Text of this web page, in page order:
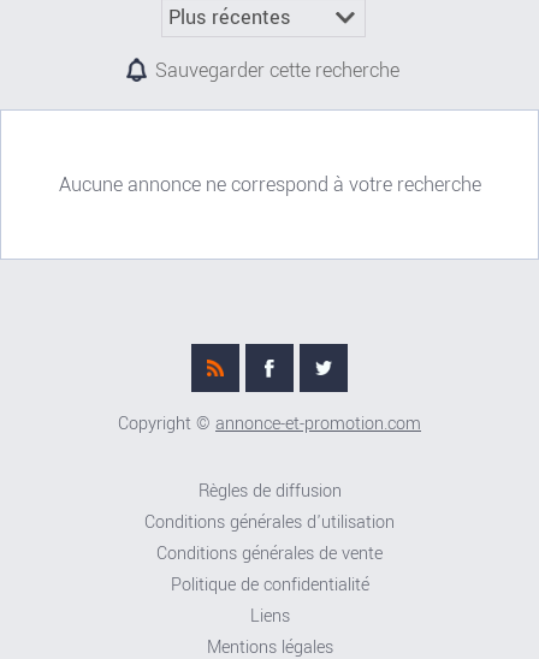
Sauvegarder cette recherche
Aucune annonce ne correspond à votre recherche
Copyright © annonce-et-promotion.com
Règles de diffusion
Conditions générales d'utilisation
Conditions générales de vente
Politique de confidentialité
Liens
Mentions légales